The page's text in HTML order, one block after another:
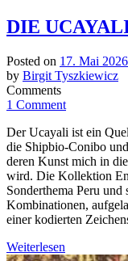
DIE
Posted on 17. Mai 2026
by Birgit Tyszkiewicz
Comments
1 Comment
Der Ucayali ist ein
die Shipbio-Conibo
deren Kunst mich in
wird. Die Kollektion
Sonderthema Peru
Kombinationen,
einer kodierten
Weiterlesen